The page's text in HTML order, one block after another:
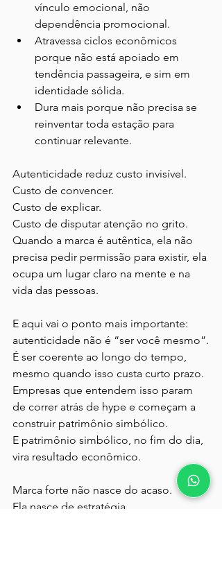
vínculo emocional, não
dependência promocional.
Atravessa ciclos econômicos
porque não está apoiado em
tendência passageira, e sim em
identidade sólida.
Dura mais porque não precisa se
reinventar toda estação para
continuar relevante.
Autenticidade reduz custo invisível.
Custo de convencer.
Custo de explicar.
Custo de disputar atenção no grito.
Quando a marca é autêntica, ela não
precisa pedir permissão para existir, ela
ocupa um lugar claro na mente e na
vida das pessoas.
E aqui vai o ponto mais importante:
autenticidade não é “ser você mesmo”.
É ser coerente ao longo do tempo,
mesmo quando isso custa curto prazo.
Empresas que entendem isso param
de correr atrás de hype e começam a
construir patrimônio simbólico.
E patrimônio simbólico, no fim do dia,
vira resultado econômico.
Marca forte não nasce do acaso.
Ela nasce de estratégia.